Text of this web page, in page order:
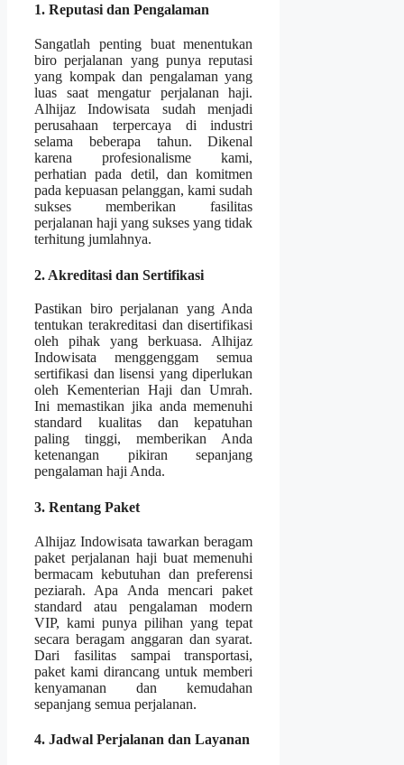
1. Reputasi dan Pengalaman
Sangatlah penting buat menentukan
biro perjalanan yang punya reputasi
yang kompak dan pengalaman yang
luas saat mengatur perjalanan haji.
Alhijaz Indowisata sudah menjadi
perusahaan terpercaya di industri
selama beberapa tahun. Dikenal
karena profesionalisme kami,
perhatian pada detil, dan komitmen
pada kepuasan pelanggan, kami sudah
sukses memberikan fasilitas
perjalanan haji yang sukses yang tidak
terhitung jumlahnya.
2. Akreditasi dan Sertifikasi
Pastikan biro perjalanan yang Anda
tentukan terakreditasi dan disertifikasi
oleh pihak yang berkuasa. Alhijaz
Indowisata menggenggam semua
sertifikasi dan lisensi yang diperlukan
oleh Kementerian Haji dan Umrah.
Ini memastikan jika anda memenuhi
standard kualitas dan kepatuhan
paling tinggi, memberikan Anda
ketenangan pikiran sepanjang
pengalaman haji Anda.
3. Rentang Paket
Alhijaz Indowisata tawarkan beragam
paket perjalanan haji buat memenuhi
bermacam kebutuhan dan preferensi
peziarah. Apa Anda mencari paket
standard atau pengalaman modern
VIP, kami punya pilihan yang tepat
secara beragam anggaran dan syarat.
Dari fasilitas sampai transportasi,
paket kami dirancang untuk memberi
kenyamanan dan kemudahan
sepanjang semua perjalanan.
4. Jadwal Perjalanan dan Layanan